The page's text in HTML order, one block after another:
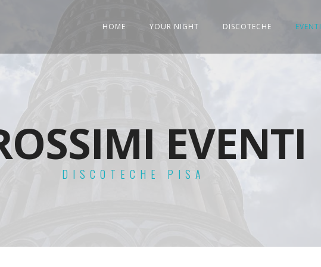
HOME YOUR NIGHT DISCOTECHE EVENTI
EVENTI
DISCOTECHE PISA